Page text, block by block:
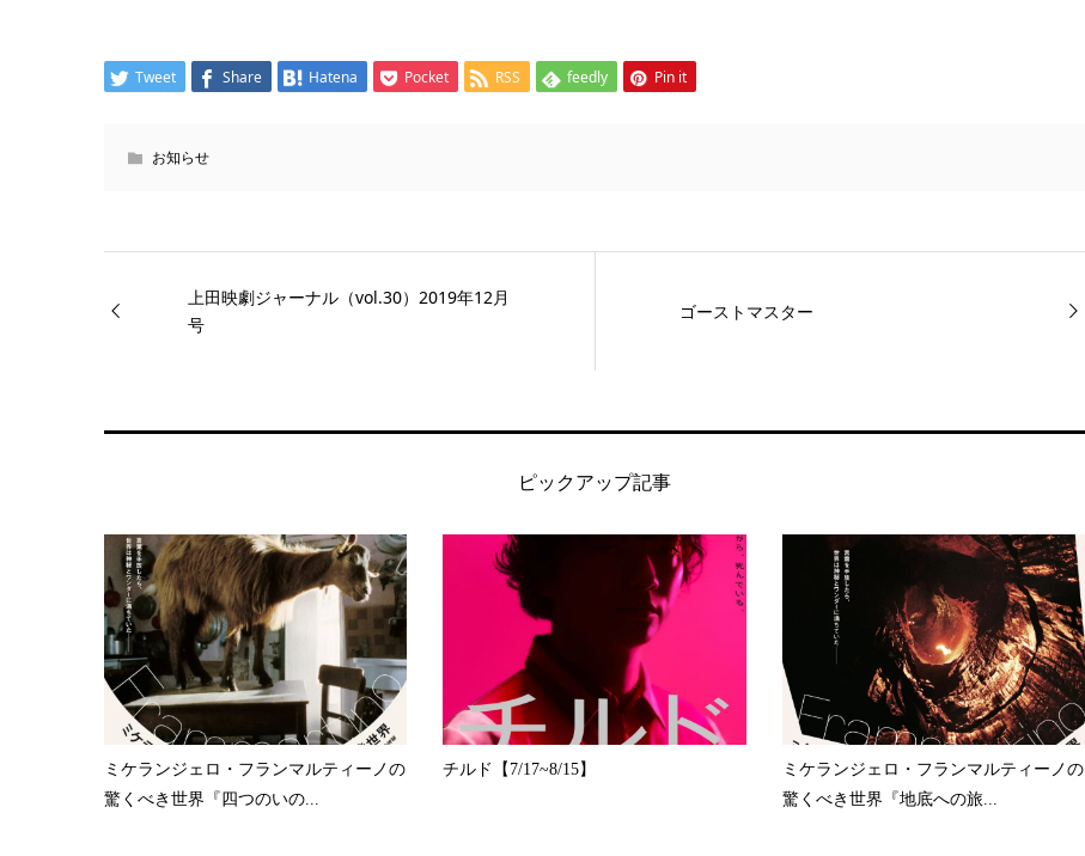
Tweet Share Hatena Pocket RSS feedly Pin it
お知らせ
上田映劇ジャーナル（vol.30）2019年12月
号
ゴーストマスター
ピックアップ記事
ミケランジェロ・フランマルティーノの
驚くべき世界『四つのいの...
チルド【7/17~8/15】
ミケランジェロ・フランマルティーノの
驚くべき世界『地底への旅...